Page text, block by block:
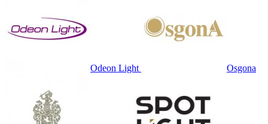
Odeon Light Osgona